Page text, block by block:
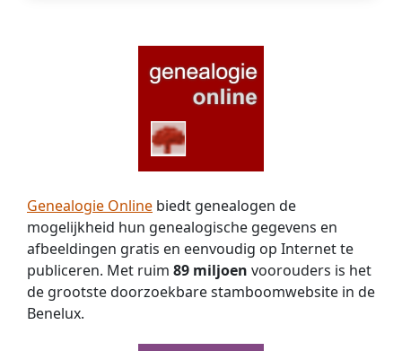
Genealogie Online biedt genealogen de
mogelijkheid hun genealogische gegevens en
afbeeldingen gratis en eenvoudig op Internet te
publiceren. Met ruim 89 miljoen voorouders is het
de grootste doorzoekbare stamboomwebsite in de
Benelux.